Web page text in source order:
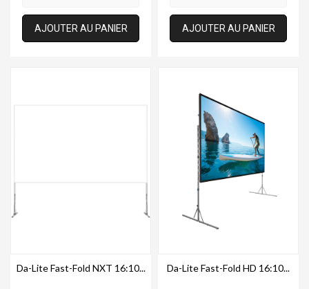
AJOUTER AU PANIER AJOUTER AU PANIER
Da-Lite Fast-Fold NXT 16:10... Da-Lite Fast-Fold HD 16:10...